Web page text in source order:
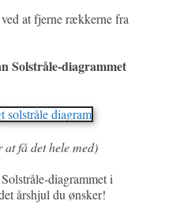
at fjerne rækkerne fra
Solstråle-diagrammet
få det hele med)
diagrammet i
årshjul du ønsker!